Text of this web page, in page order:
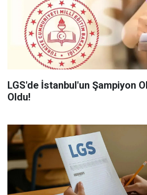
LGS'de İstanbul'un Şampiyon
Oldu!